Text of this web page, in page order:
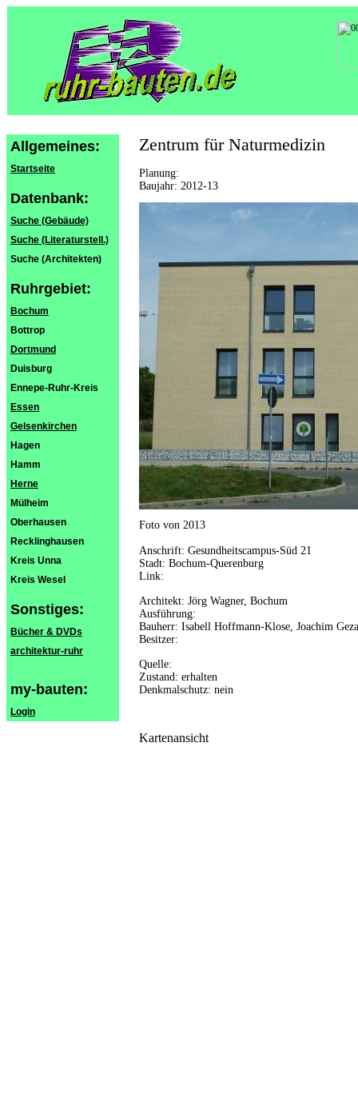
Allgemeines:
Startseite
Datenbank:
Suche (Gebäude)
Suche (Literaturstell.)
Suche (Architekten)
Ruhrgebiet:
Bochum
Bottrop
Dortmund
Duisburg
Ennepe-Ruhr-Kreis
Essen
Gelsenkirchen
Hagen
Hamm
Herne
Mülheim
Oberhausen
Recklinghausen
Kreis Unna
Kreis Wesel
Sonstiges:
Bücher & DVDs
architektur-ruhr
my-bauten:
Login
Zentrum für Naturmedizin
Planung:
Baujahr: 2012-13
Foto von 2013
Anschrift: Gesundheitscampus-Süd 21
Stadt: Bochum-Querenburg
Link:
Architekt: Jörg Wagner, Bochum
Ausführung:
Bauherr: Isabell Hoffmann-Klose, Joachim
Besitzer:
Quelle:
Zustand: erhalten
Denkmalschutz: nein
Kartenansicht